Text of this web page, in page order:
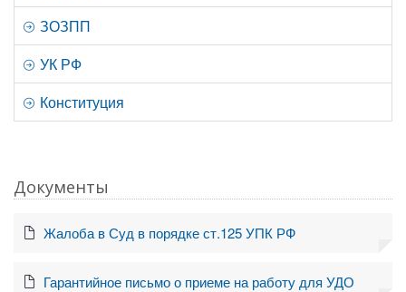
ЗОЗПП
УК РФ
Конституция
Документы
Жалоба в Суд в порядке ст.125 УПК РФ
Гарантийное письмо о приеме на работу для УДО